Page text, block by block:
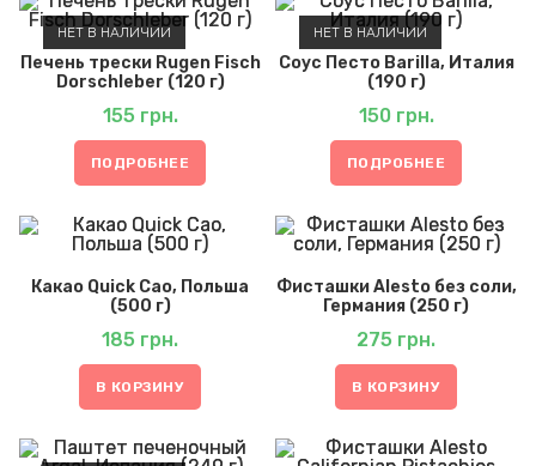
НЕТ В НАЛИЧИИ
Печень трески Rugen Fisch
Dorschleber (120 г)
155 грн.
ПОДРОБНЕЕ
НЕТ В НАЛИЧИИ
Соус Песто Barilla, Италия
(190 г)
150 грн.
ПОДРОБНЕЕ
Какао Quick Cao, Польша
(500 г)
185 грн.
В КОРЗИНУ
Фисташки Alesto без соли,
Германия (250 г)
275 грн.
В КОРЗИНУ